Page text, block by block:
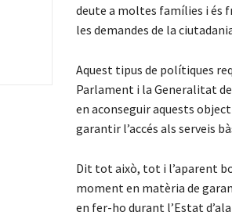
deute a moltes famílies i és
les demandes de la
Aquest tipus de polítiques
Parlament i la Generalitat
en aconseguir aquests
garantir l’accés als serveis
Dit tot això, tot i l’aparent
moment en matèria de
en fer-ho durant l’Estat